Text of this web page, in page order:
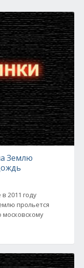
Землю
2011 году
прольется
московскому